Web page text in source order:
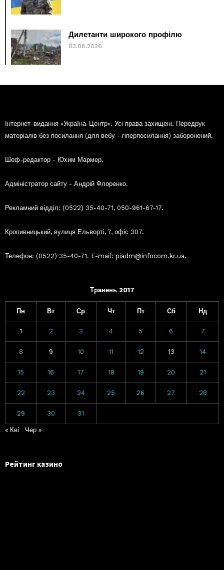
Дилетанти широкого профілю
03.08.2026
Інтернет-видання «Україна-Центр». Усі права захищені. Передрук
матеріалів без посилання (для вебу - гіперпосилання) заборонений.
Шеф-редактор - Юхим Мармер.
Адміністратор сайту - Андрій Флоренко.
Рекламний відділ: (0522) 35-40-71, 050-961-67-17.
Кропивницький, вулиця Ельворті, 7, офіс 307.
Телефон: (0522) 35-40-71. E-mail: piadm@infocom.kr.ua.
Травень 2017
Пн Вт Ср Чт Пт Сб Нд
1 2 3 4 5 6 7
8 9 10 11 12 13 14
15 16 17 18 19 20 21
22 23 24 25 26 27 28
29 30 31
« Кві Чер »
Рейтинг казино